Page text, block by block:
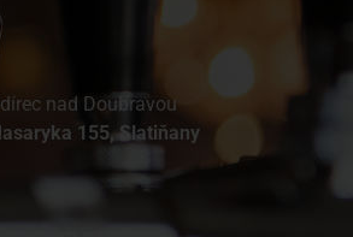
nad Doubravou
155, Slatiňany